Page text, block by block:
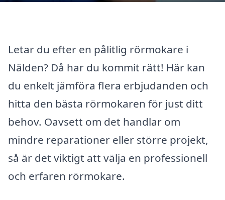
Letar du efter en pålitlig rörmokare i
Nälden? Då har du kommit rätt! Här kan
du enkelt jämföra flera erbjudanden och
hitta den bästa rörmokaren för just ditt
behov. Oavsett om det handlar om
mindre reparationer eller större projekt,
så är det viktigt att välja en professionell
och erfaren rörmokare.